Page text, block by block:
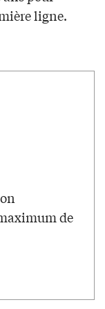
ligne.
de